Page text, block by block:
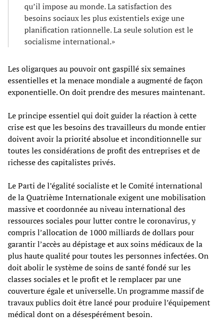
qu’il impose au monde. La satisfaction des
besoins sociaux les plus existentiels exige une
planification rationnelle. La seule solution est le
socialisme international.»
Les oligarques au pouvoir ont gaspillé six semaines
essentielles et la menace mondiale a augmenté de façon
exponentielle. On doit prendre des mesures maintenant.
Le principe essentiel qui doit guider la réaction à cette
crise est que les besoins des travailleurs du monde entier
doivent avoir la priorité absolue et inconditionnelle sur
toutes les considérations de profit des entreprises et de
richesse des capitalistes privés.
Le Parti de l’égalité socialiste et le Comité international
de la Quatrième Internationale exigent une mobilisation
massive et coordonnée au niveau international des
ressources sociales pour lutter contre le coronavirus, y
compris l’allocation de 1000 milliards de dollars pour
garantir l’accès au dépistage et aux soins médicaux de la
plus haute qualité pour toutes les personnes infectées. On
doit abolir le système de soins de santé fondé sur les
classes sociales et le profit et le remplacer par une
couverture égale et universelle. Un programme massif de
travaux publics doit être lancé pour produire l’équipement
médical dont on a désespérément besoin.